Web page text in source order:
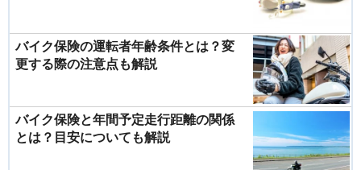
バイク保険の運転者年齢条件とは？変
更する際の注意点も解説
バイク保険と年間予定走行距離の関係
とは？目安についても解説